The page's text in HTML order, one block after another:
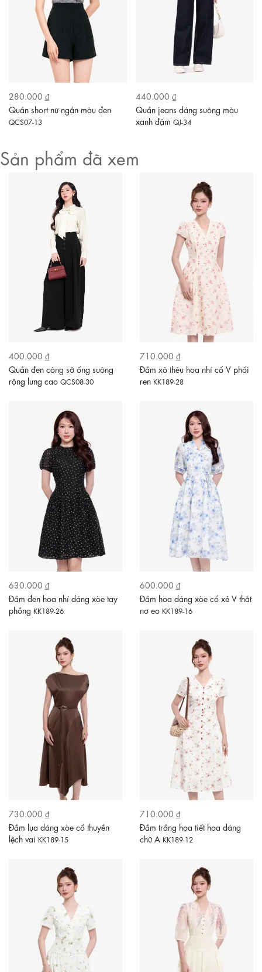
280.000 ₫
Quần short nữ ngắn màu đen
QCS07-13
440.000 ₫
Quần jeans dáng suông màu
xanh đậm QJ-34
Sản phẩm đã xem
400.000 ₫
Quần đen công sở ống suông
rộng lưng cao QCS08-30
710.000 ₫
Đầm xô thêu hoa nhí cổ V phối
ren KK189-28
630.000 ₫
Đầm đen hoa nhí dáng xòe tay
phồng KK189-26
600.000 ₫
Đầm hoa dáng xòe cổ xẻ V thắt
nơ eo KK189-16
730.000 ₫
Đầm lụa dáng xòe cổ thuyền
lệch vai KK189-15
710.000 ₫
Đầm trắng họa tiết hoa dáng
chữ A KK189-12